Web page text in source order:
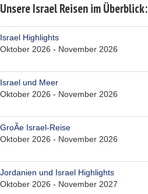
Unsere Israel Reisen im Überblick:
Israel Highlights
Oktober 2026 - November 2026
Israel und Meer
Oktober 2026 - November 2026
GroÃe Israel-Reise
Oktober 2026 - November 2026
Jordanien und Israel Highlights
Oktober 2026 - November 2027